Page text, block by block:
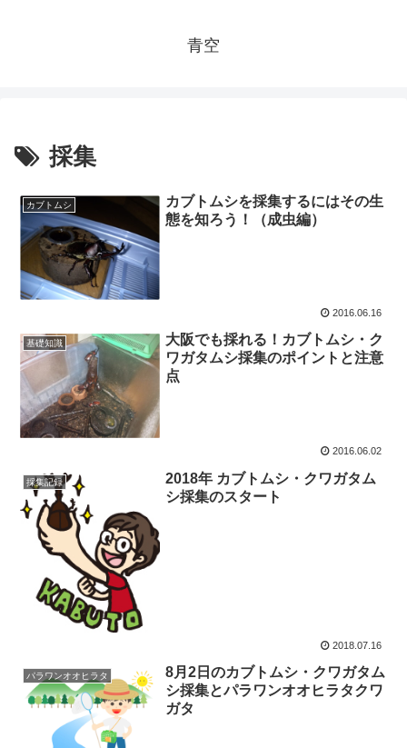
青空
採集
カブトムシ
カブトムシを採集するにはその生
態を知ろう！（成虫編）
2016.06.16
基礎知識
大阪でも採れる！カブトムシ・ク
ワガタムシ採集のポイントと注意
点
2016.06.02
採集記録
2018年 カブトムシ・クワガタム
シ採集のスタート
2018.07.16
パラワンオオヒラタ
8月2日のカブトムシ・クワガタム
シ採集とパラワンオオヒラタクワ
ガタ